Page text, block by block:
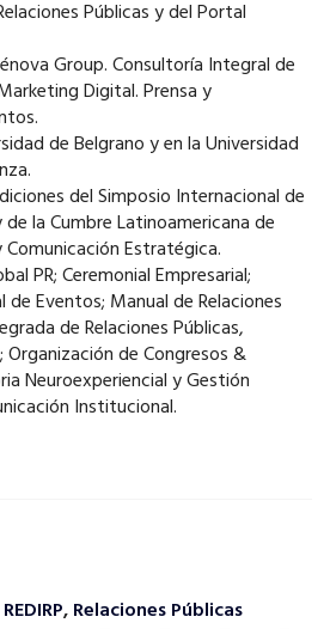
Públicas y del Portal
Group. Consultoría Integral de
Digital. Prensa y
de Belgrano y en la Universidad
del Simposio Internacional de
de la Cumbre Latinoamericana de
Comunicación Estratégica.
PR; Ceremonial Empresarial;
Eventos; Manual de Relaciones
de Relaciones Públicas,
de Congresos &
Neuroexperiencial y Gestión
Institucional.
REDIRP,Relaciones Públicas